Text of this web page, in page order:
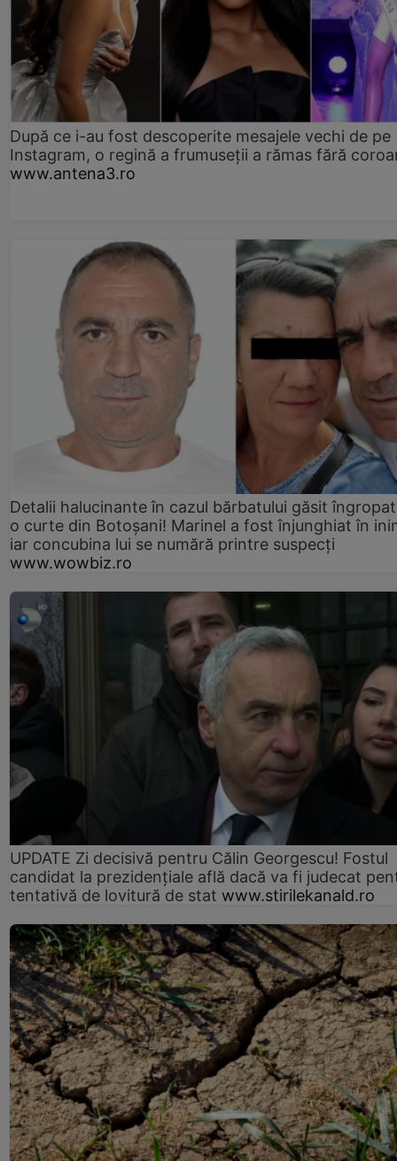
După ce i-au fost descoperite mesajele vechi de pe
Instagram, o regină a frumuseții a rămas fără
www.antena3.ro
Detalii halucinante în cazul bărbatului găsit
o curte din Botoșani! Marinel a fost înjunghiat în
iar concubina lui se numără printre suspecți
www.wowbiz.ro
UPDATE Zi decisivă pentru Călin Georgescu! Fostul
candidat la prezidențiale află dacă va fi judecat
tentativă de lovitură de stat www.stirilekanald.ro